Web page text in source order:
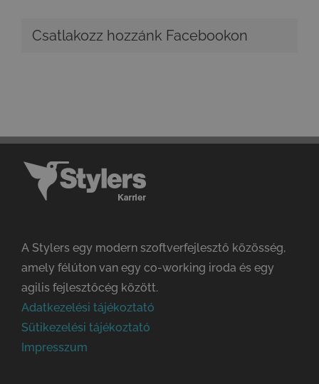
Csatlakozz hozzánk Facebookon
A Stylers egy modern szoftverfejlesztő közösség,
amely félúton van egy co-working iroda és egy
agilis fejlesztőcég között.
Adatkezelési tájékoztató
Sütikezelési tájékoztató
Impresszum